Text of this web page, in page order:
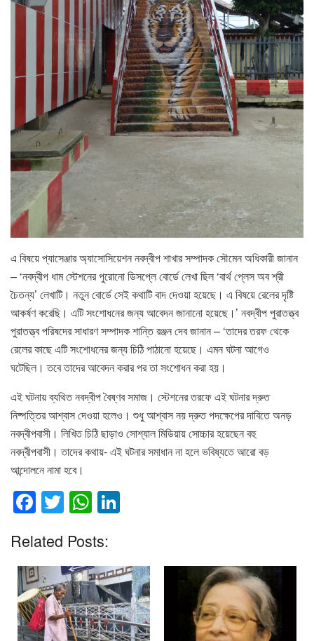
এ বিষয়ে প্যাসেঞ্জার অ্যাসোসিয়েশন নবদ্বীপ শাখার সম্পাদক সৌমেন অধিকারী জানান
– ‘নবদ্বীপ ধাম স্টেশনের পুরোনো ডিসপ্লে বোর্ডে লেখা ছিল ‘বার্থ প্লেস অব শ্রী
চৈতন্য’ লেখাটি। নতুন বোর্ডে সেই কথাটি বাদ দেওয়া হয়েছে। এ বিষয়ে রেলের দৃষ্টি
আকর্ষণ করেছি। এটি সংশোধনের জন্য আবেদন জানানো হয়েছে।’ নবদ্বীপ পুরাতত্ত্ব
পুরাতত্ত্ব পরিষদের সাধারণ সম্পাদক শান্তি রঞ্জন দেব জানান – ‘তাদের তরফ থেকে
রেলের কাছে এটি সংশোধনের জন্য চিঠি পাঠানো হয়েছে। এমন ঘটনা আগেও
ঘটেছিল। তবে তাদের আবেদন করার পর তা সংশোধন করা হয়।
এই ঘটনায় ব্যথিত নবদ্বীপ বৈষ্ণব সমাজ। স্টেশনের তরফে এই ঘটনার দ্রুত
নিষ্পত্তির আশ্বাস দেওয়া হলেও। শুধু আশ্বাস নয় দ্রুত পদক্ষেপের দাবিতে অনড়
নবদ্বীপবাসী। লিখিত চিঠি ছাড়াও সোশ্যাল মিডিয়ায় সোচ্চার হয়েছেন বহু
নবদ্বীপবাসী। তাদের কথায়- এই ঘটনার সমাধান না হলে ভবিষ্যতে আরো বড়
আন্দোলনে নামা হবে।
F
c
e
b
o
T
tt
er
W
at
s
A
p
e
dI
n
Related Posts: